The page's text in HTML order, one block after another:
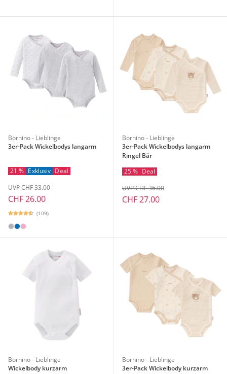
Bornino - Lieblinge
3er-Pack Wickelbodys langarm
21 % Exklusiv Deal
CHF 26.00
UVP CHF 33.00
(109)
Bornino - Lieblinge
3er-Pack Wickelbodys langarm
Ringel Bär
25 % Deal
CHF 27.00
UVP CHF 36.00
Bornino - Lieblinge
Wickelbody kurzarm
Bornino - Lieblinge
3er-Pack Wickelbody kurzarm